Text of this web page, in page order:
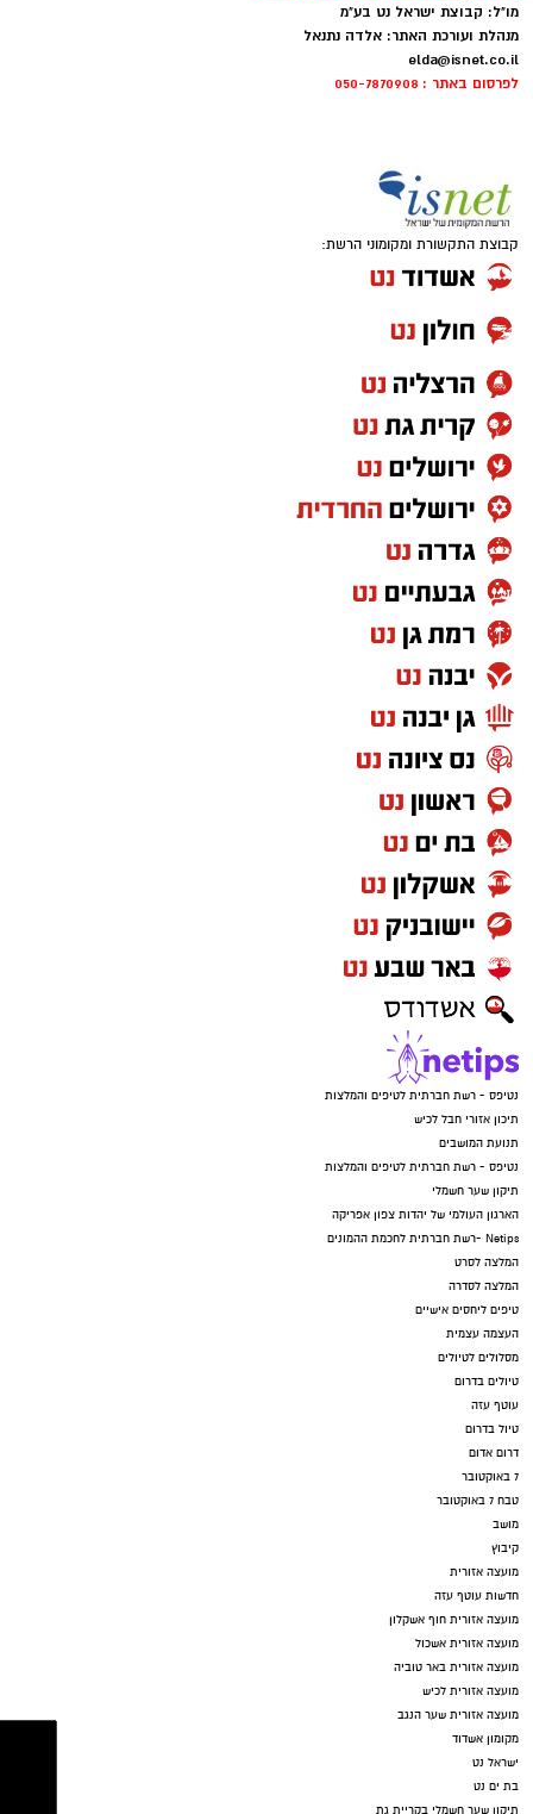
מו"ל: קבוצת ישראל נט בע"מ
מנהלת ועורכת האתר: אלדה נתנאל
elda@isnet.co.il
לפרסום באתר : 050-7870908
קבוצת התקשורת ומקומוני הרשת:
נטיפס - רשת חברתית לטיפים והמלצות
תיכון אזורי חבל לכיש
תנועת המושבים
נטיפס - רשת חברתית לטיפים והמלצות
תיקון שער חשמלי
הארגון העולמי של יהדות צפון אפריקה
Netips -רשת חברתית לחכמת ההמונים
המלצה לסרט
המלצה לסדרה
טיפים ליחסים אישיים
העצמה עצמית
מסלולים לטיולים
טיולים בדרום
עוטף עזה
טיול בדרום
דרום אדום
7 באוקטובר
טבח 7 באוקטובר
מושב
קיבוץ
מועצה אזורית
חדשות עוטף עזה
מועצה אזורית חוף אשקלון
מועצה אזורית אשכול
מועצה אזורית באר טוביה
מועצה אזורית לכיש
מועצה אזורית שער הנגב
מקומון אשדוד
ישראל נט
בת ים נט
תיקון שער חשמלי בקריית גת